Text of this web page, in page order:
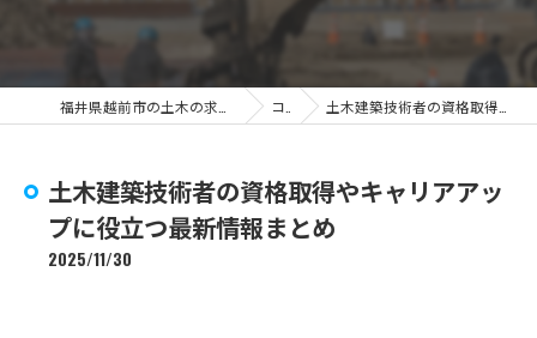
コラム 土木建築技術者の資格取得やキャリアアップに役立つ最新情報まとめ
土木建築技術者の資格取得やキャリアアッ
プに役立つ最新情報まとめ
2025/11/30